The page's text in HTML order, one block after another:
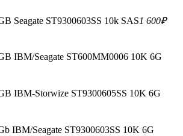
Seagate ST9300603SS 10k SAS1 600₽
IBM/Seagate ST600MM0006 10K 6G
IBM-Storwize ST9300605SS 10K 6G
IBM/Seagate ST9300603SS 10K 6G